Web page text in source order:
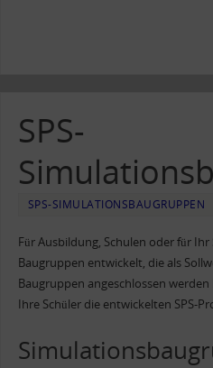
SPS-
SPS-SIMULATIONSBAUGRUPPEN
Für Ausbildung, Schulen oder für
Baugruppen entwickelt, die als
Baugruppen angeschlossen
Ihre Schüler die entwickelten SPS-